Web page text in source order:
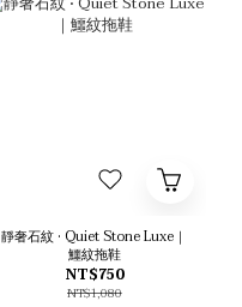
靜奢石紋 • Quiet Stone Luxe｜
鱷紋拖鞋
NT$750
NT$1,080